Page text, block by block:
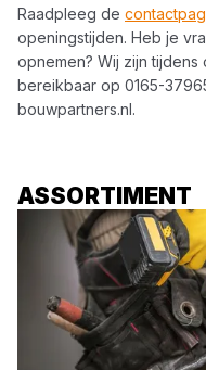
Raadpleeg de
openingstijden. Heb je
opnemen? Wij zijn
bereikbaar op 0165-
bouwpartners.nl.
ASSORTIMENT